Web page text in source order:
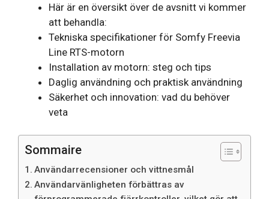
Här är en översikt över de avsnitt vi kommer
att behandla:
Tekniska specifikationer för Somfy Freevia
Line RTS-motorn
Installation av motorn: steg och tips
Daglig användning och praktisk användning
Säkerhet och innovation: vad du behöver
veta
Sommaire
Användarrecensioner och vittnesmål
Användarvänligheten förbättras av